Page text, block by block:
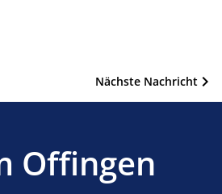
Nächste Nachricht
Offingen